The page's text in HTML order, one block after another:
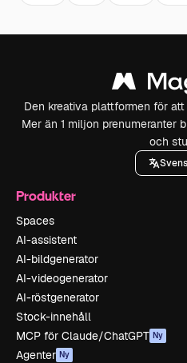
Den kreativa plattformen för
Mer än 1 miljon prenumeranter
och
Produkter
Spaces
AI-assistent
AI-bildgenerator
AI-videogenerator
AI-röstgenerator
Stock-innehåll
MCP för Claude/ChatGPT Ny
Agenter Ny